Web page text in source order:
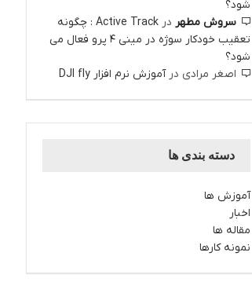
شود؟
سروش مطهردر
Active Track : چگونه
تعقیب خودکار سوژه در مینی 4 پرو فعال می
شود؟
اصغر مرادی درآموزش نرم افزار DJI fly
دسته بندی ها
آموزش ها
اخبار
مقاله ها
نمونه کارها